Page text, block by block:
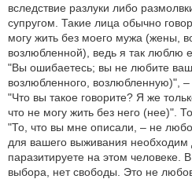
вследствие разлуки либо
супругом. Такие лица обычно
могу жить без моего мужа (жены,
возлюбленной), ведь я так люблю
"Вы ошибаетесь; вы не любите
возлюбленного, возлюбленную)",
"Что вы такое говорите? Я же
что не могу жить без него (нее)".
"То, что вы мне описали, – не
для вашего выживания необходим
паразитируете на этом человеке.
выбора, нет свободы. Это не